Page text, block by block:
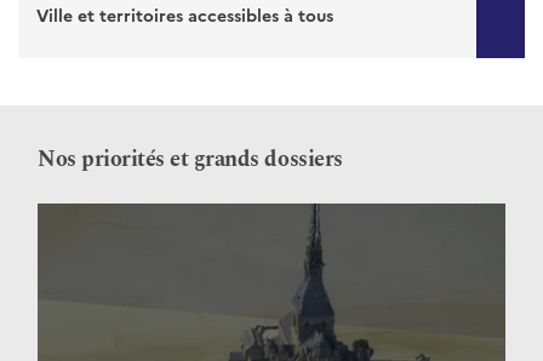
Ville et territoires accessibles à tous
Nos priorités et grands dossiers